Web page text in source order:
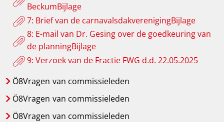
BeckumBijlage
7: Brief van de carnavalsdakverenigingBijlage
8: E-mail van Dr. Gesing over de goedkeuring van
de planningBijlage
9: Verzoek van de Fractie FWG d.d. 22.05.2025
Ö8Vragen van commissieleden
Ö8Vragen van commissieleden
Ö8Vragen van commissieleden